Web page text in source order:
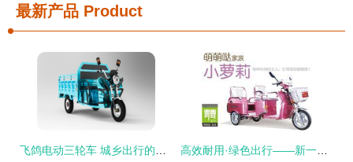
最新产品 Product